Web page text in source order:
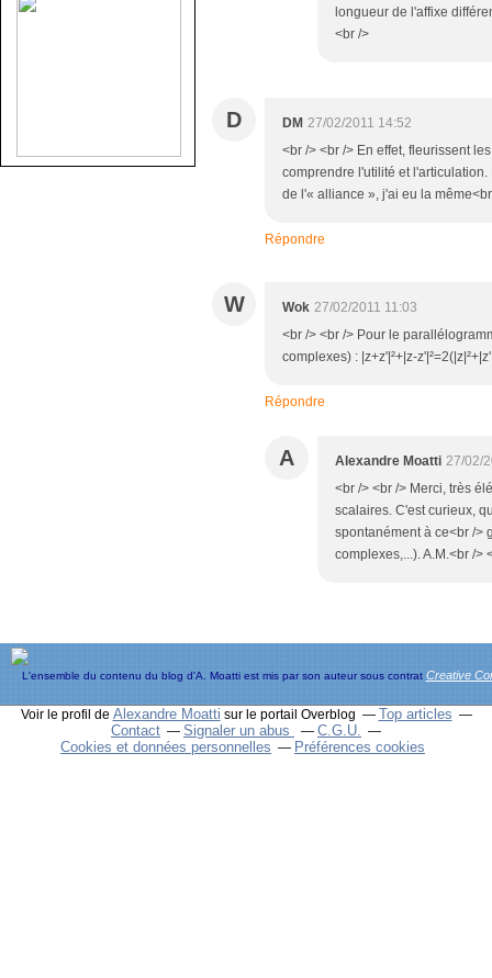
longueur de l'affixe
<br />
D DM 27/02/2011 14:52
<br /> <br /> En effet, fleurissent
comprendre l'utilité et
de l'« alliance », j'ai eu la
Répondre
W Wok 27/02/2011 11:03
<br /> <br /> Pour le
complexes) : |z+z'|²+|z-
Répondre
A Alexandre Moatti 27/02/
<br /> <br /> Merci, très
scalaires. C'est curieux,
spontanément à ce<br />
complexes,...). A.M.<br />
L'ensemble du contenu du blog d'A. Moatti est mis par son auteur sous contrat Creative
Voir le profil de Alexandre Moatti sur le portail Overblog
Top articles
Contact
Signaler un abus
C.G.U.
Cookies et données personnelles
Préférences cookies